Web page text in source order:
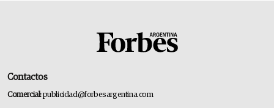
Contactos
Comercial:publicidad@forbesargentina.com